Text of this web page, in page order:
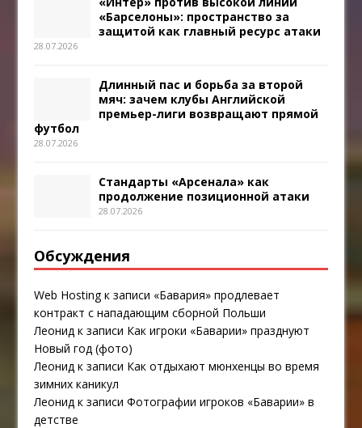
«Барселоны»: пространство за
защитой как главный ресурс атаки
28.07.2026
Длинный пас и борьба за второй
мяч: зачем клубы Английской
премьер-лиги возвращают прямой
футбол
28.07.2026
Стандарты «Арсенала» как
продолжение позиционной атаки
28.07.2026
Обсуждения
Web Hostingк записи «Бавария» продлевает
контракт с нападающим сборной Польши
Леонид к записи Как игроки «Баварии» празднуют
Новый год (фото)
Леонид к записи Как отдыхают мюнхенцы во время
зимних каникул
Леонид к записиФотографии игроков «Баварии» в
детстве